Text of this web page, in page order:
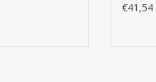
€41,54